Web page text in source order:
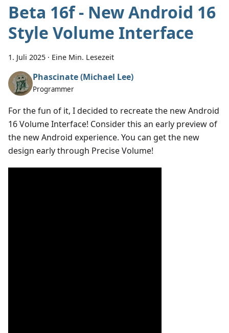
Beta 16f - New Android 16
Style Volume Interface
1. Juli 2025 · Eine Min. Lesezeit
Phascinate (Michael Lee)
Programmer
For the fun of it, I decided to recreate the new Android
16 Volume Interface! Consider this an early preview of
the new Android experience. You can get the new
design early through Precise Volume!